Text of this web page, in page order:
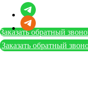
Заказать обратный
Заказать обратный